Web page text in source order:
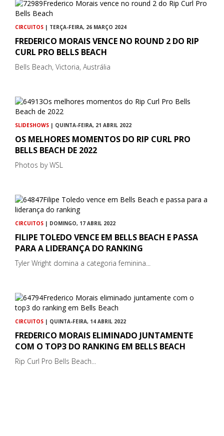
CIRCUITOS | TERÇA-FEIRA, 26 MARÇO 2024
FREDERICO MORAIS VENCE NO ROUND 2 DO RIP
CURL PRO BELLS BEACH
Bells Beach, Victoria, Austrália
SLIDESHOWS | QUINTA-FEIRA, 21 ABRIL 2022
OS MELHORES MOMENTOS DO RIP CURL PRO
BELLS BEACH DE 2022
Photos by WSL
CIRCUITOS | DOMINGO, 17 ABRIL 2022
FILIPE TOLEDO VENCE EM BELLS BEACH E PASSA
PARA A LIDERANÇA DO RANKING
Tyler Wright domina a categoria feminina...
CIRCUITOS | QUINTA-FEIRA, 14 ABRIL 2022
FREDERICO MORAIS ELIMINADO JUNTAMENTE
COM O TOP3 DO RANKING EM BELLS BEACH
Rip Curl Pro Bells Beach...